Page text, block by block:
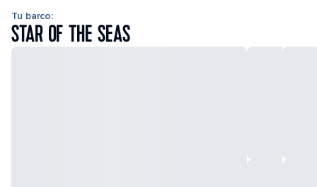
Tu barco:
STAR OF THE SEAS